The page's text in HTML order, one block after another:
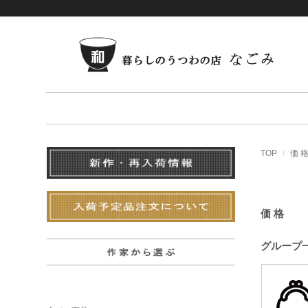
TOP 価
価 格
グループ